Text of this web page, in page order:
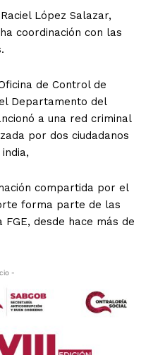
López Salazar,
coordinación con las
de Control de
Departamento del
a una red criminal
por dos ciudadanos
compartida por el
forma parte de las
desde hace más de
-